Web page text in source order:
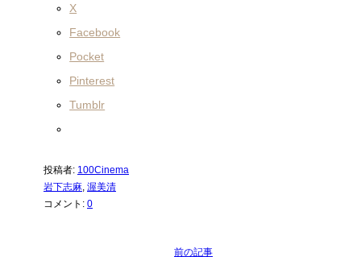
X
Facebook
Pocket
Pinterest
Tumblr
投稿者: 100Cinema
岩下志麻, 渥美清
コメント: 0